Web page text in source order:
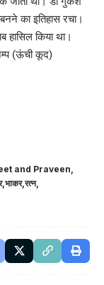
का इतिहास रचा।
हासिल किया था।
(ऊंची कूद)
and Praveen
भाकर रत्न